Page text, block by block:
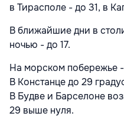
в Тирасполе - до 31, в
В ближайшие дни в
ночью - до 17.
На морском побережье
В Констанце до 29
В Будве и Барселоне
29 выше нуля.